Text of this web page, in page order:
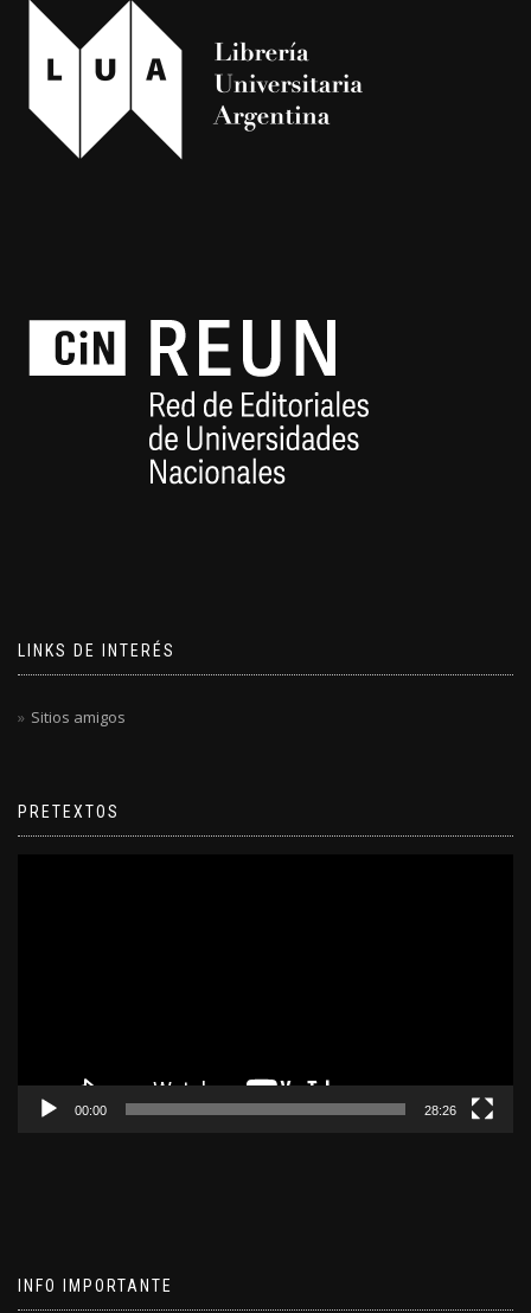
LINKS DE INTERÉS
Sitios amigos
PRETEXTOS
00:00 28:26
INFO IMPORTANTE